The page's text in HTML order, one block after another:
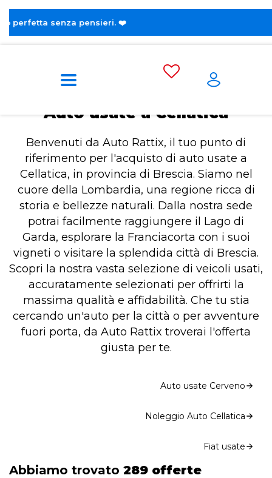
Home Auto usate a Cellatica
Auto usate a Cellatica
Benvenuti da Auto Rattix, il tuo punto di
riferimento per l'acquisto di auto usate a
Cellatica, in provincia di Brescia. Siamo nel
cuore della Lombardia, una regione ricca di
storia e bellezze naturali. Dalla nostra sede
potrai facilmente raggiungere il Lago di
Garda, esplorare la Franciacorta con i suoi
vigneti o visitare la splendida città di Brescia.
Scopri la nostra vasta selezione di veicoli usati,
accuratamente selezionati per offrirti la
massima qualità e affidabilità. Che tu stia
cercando un'auto per la città o per avventure
fuori porta, da Auto Rattix troverai l'offerta
giusta per te.
Auto usate Cerveno
Noleggio Auto Cellatica
Fiat usate
Abbiamo trovato 289 offerte